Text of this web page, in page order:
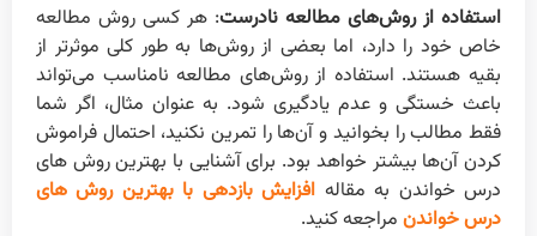
استفاده از روش‌های مطالعه نادرست: هر کسی روش مطالعه
خاص خود را دارد، اما بعضی از روش‌ها به طور کلی موثرتر از
بقیه هستند. استفاده از روش‌های مطالعه نامناسب می‌تواند
باعث خستگی و عدم یادگیری شود. به عنوان مثال، اگر شما
فقط مطالب را بخوانید و آن‌ها را تمرین نکنید، احتمال فراموش
کردن آن‌ها بیشتر خواهد بود. برای آشنایی با بهترین روش های
درس خواندن به مقاله افزایش بازدهی با بهترین روش های
درس خواندن مراجعه کنید.